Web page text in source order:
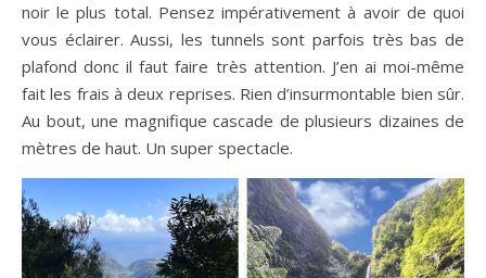
noir le plus total. Pensez impérativement à avoir de quoi
vous éclairer. Aussi, les tunnels sont parfois très bas de
plafond donc il faut faire très attention. J’en ai moi-même
fait les frais à deux reprises. Rien d’insurmontable bien sûr.
Au bout, une magnifique cascade de plusieurs dizaines de
mètres de haut. Un super spectacle.